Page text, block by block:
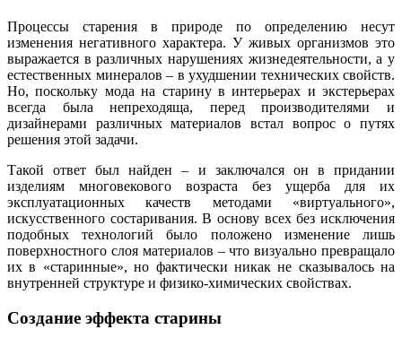
Процессы старения в природе по определению несут
изменения негативного характера. У живых организмов это
выражается в различных нарушениях жизнедеятельности, а у
естественных минералов – в ухудшении технических свойств.
Но, поскольку мода на старину в интерьерах и экстерьерах
всегда была непреходяща, перед производителями и
дизайнерами различных материалов встал вопрос о путях
решения этой задачи.
Такой ответ был найден – и заключался он в придании
изделиям многовекового возраста без ущерба для их
эксплуатационных качеств методами «виртуального»,
искусственного состаривания. В основу всех без исключения
подобных технологий было положено изменение лишь
поверхностного слоя материалов – что визуально превращало
их в «старинные», но фактически никак не сказывалось на
внутренней структуре и физико-химических свойствах.
Создание эффекта старины